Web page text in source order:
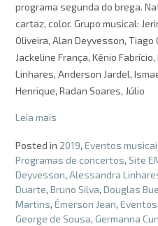
programa segunda do brega.
cartaz, color. Grupo musical:
Oliveira, Alan Deyvesson, Tiago
Jackeline França, Kênio
Linhares, Anderson Jardel,
Henrique, Radan Soares, Júlio
Leia mais
Posted in 2019, Eventos
Programas de concertos, Site
Deyvesson, Alessandra
Duarte, Bruno Silva, Douglas
Martins, Émerson Jean,
George de Sousa, Germanna